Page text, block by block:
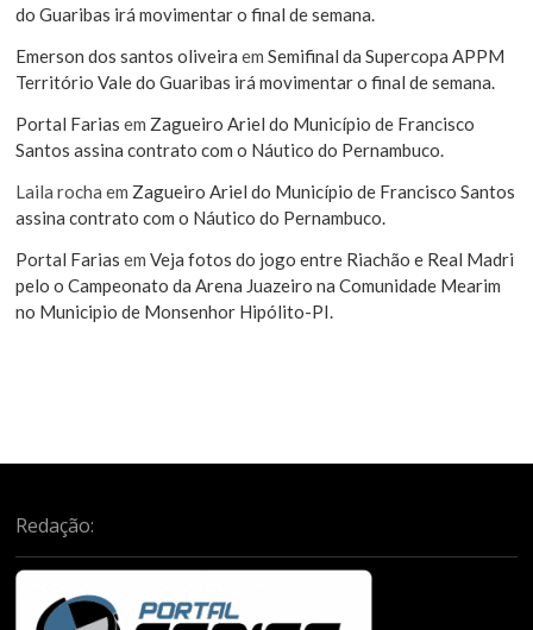
do Guaribas irá movimentar o final de semana.
Emerson dos santos oliveira emSemifinal da Supercopa APPM
Território Vale do Guaribas irá movimentar o final de semana.
Portal Farias em Zagueiro Ariel do Município de Francisco
Santos assina contrato com o Náutico do Pernambuco.
Laila rocha em Zagueiro Ariel do Município de Francisco Santos
assina contrato com o Náutico do Pernambuco.
Portal Farias emVeja fotos do jogo entre Riachão e Real Madri
pelo o Campeonato da Arena Juazeiro na Comunidade Mearim
no Municipio de Monsenhor Hipólito-PI.
Redação: